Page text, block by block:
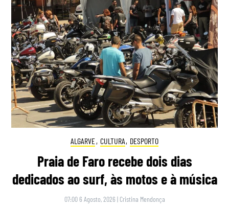
ALGARVE, CULTURA, DESPORTO
Praia de Faro recebe dois dias
dedicados ao surf, às motos e à música
07:00 6 Agosto, 2026 | Cristina Mendonça